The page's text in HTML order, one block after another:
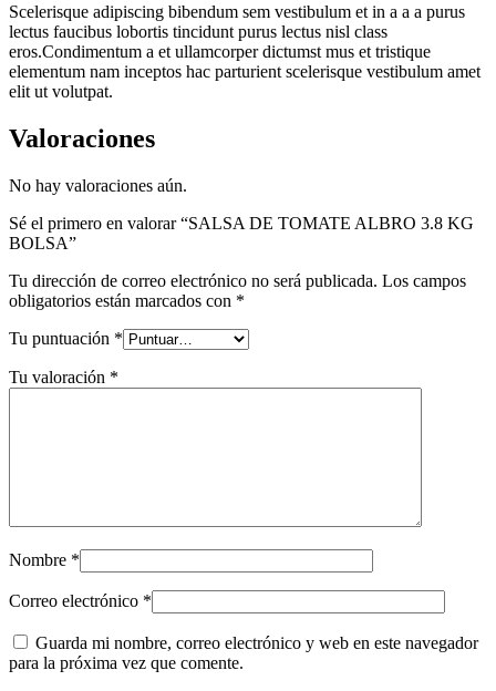
Scelerisque adipiscing bibendum sem vestibulum et in a a a purus
lectus faucibus lobortis tincidunt purus lectus nisl class
eros.Condimentum a et ullamcorper dictumst mus et tristique
elementum nam inceptos hac parturient scelerisque vestibulum amet
elit ut volutpat.
Valoraciones
No hay valoraciones aún.
Sé el primero en valorar “SALSA DE TOMATE ALBRO 3.8 KG
BOLSA”
Tu dirección de correo electrónico no será publicada. Los campos
obligatorios están marcados con *
Tu puntuación *
Tu valoración *
Nombre *
Correo electrónico *
Guarda mi nombre, correo electrónico y web en este navegador
para la próxima vez que comente.